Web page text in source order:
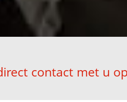
contact met u